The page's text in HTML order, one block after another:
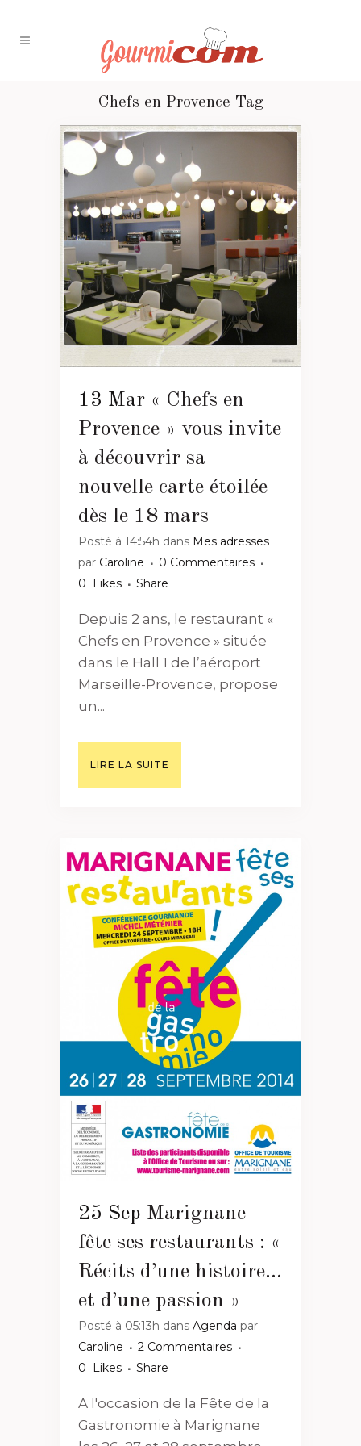
Chefs en Provence Tag
13 Mar « Chefs en
Provence » vous invite
à découvrir sa
nouvelle carte étoilée
dès le 18 mars
Posté à 14:54h dans Mes adresses
par Caroline
0 Commentaires
0
Likes Share
Depuis 2 ans, le restaurant «
Chefs en Provence » située
dans le Hall 1 de l’aéroport
Marseille-Provence, propose
un...
LIRE LA SUITE
25 Sep Marignane
fête ses restaurants : «
Récits d’une histoire…
et d’une passion »
Posté à 05:13h dans Agenda par
Caroline
2 Commentaires
0
Likes Share
A l'occasion de la Fête de la
Gastronomie à Marignane